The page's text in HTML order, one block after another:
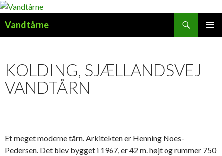
Vandtårne
KOLDING, SJÆLLANDSVEJ
VANDTÅRN
Et meget moderne tårn. Arkitekten er Henning Noes-
Pedersen. Det blev bygget i 1967, er 42 m. højt og rummer 750